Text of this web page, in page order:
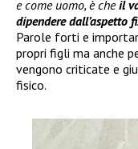
e come uomo, è cheil
dipendere dall’aspetto
Parole forti e
propri figli ma anche
vengono criticate e
fisico.